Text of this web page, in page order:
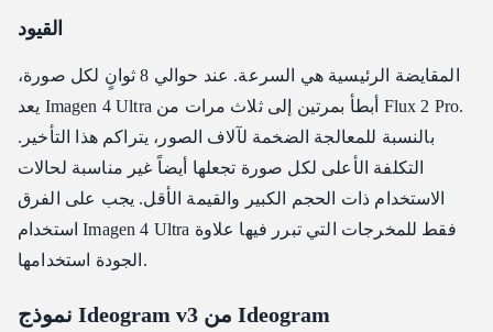
القيود
المقايضة الرئيسية هي السرعة. عند حوالي 8 ثوانٍ لكل صورة،
يعد Imagen 4 Ultra أبطأ بمرتين إلى ثلاث مرات من Flux 2 Pro.
بالنسبة للمعالجة الضخمة لآلاف الصور، يتراكم هذا التأخير.
التكلفة الأعلى لكل صورة تجعلها أيضاً غير مناسبة لحالات
الاستخدام ذات الحجم الكبير والقيمة الأقل. يجب على الفرق
استخدام Imagen 4 Ultra فقط للمخرجات التي تبرر فيها علاوة
الجودة استخدامها.
نموذج Ideogram v3 من Ideogram